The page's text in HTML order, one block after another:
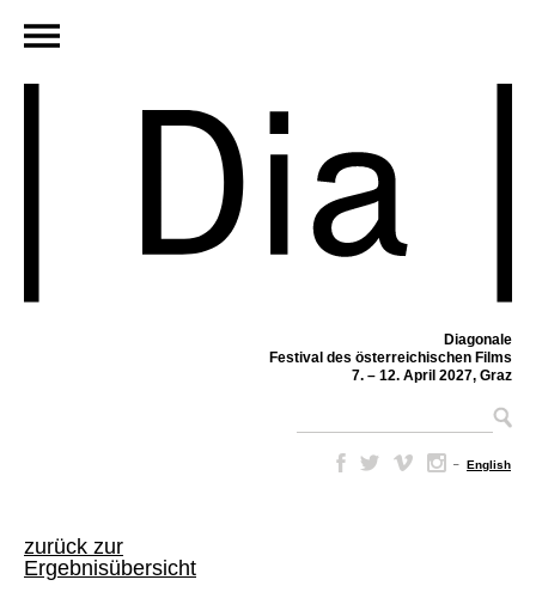
Diagonale
Festival des österreichischen Films
7. – 12. April 2027, Graz
– English
zurück zur
Ergebnisübersicht